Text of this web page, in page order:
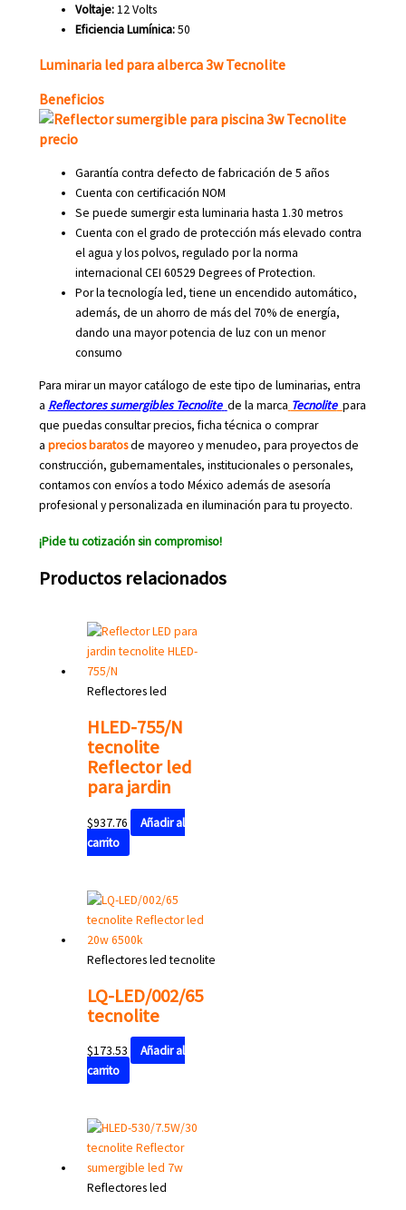
Voltaje:12 Volts
Eficiencia Lumínica:50
Luminaria led para alberca 3w Tecnolite
Beneficios
Garantía contra defecto de fabricación de 5 años
Cuenta con certificación NOM
Se puede sumergir esta luminaria hasta 1.30 metros
Cuenta con el grado de protección más elevado contra
el agua y los polvos, regulado por la norma
internacional CEI 60529 Degrees of Protection.
Por la tecnología led, tiene un encendido automático,
además, de un ahorro de más del 70% de energía,
dando una mayor potencia de luz con un menor
consumo
Para mirar un mayor catálogo de este tipo de luminarias, entra
a Reflectores sumergibles Tecnolite de la marca Tecnolite para
que puedas consultar precios, ficha técnica o comprar
a precios baratosde mayoreo y menudeo, para proyectos de
construcción, gubernamentales, institucionales o personales,
contamos con envíos a todo México además de asesoría
profesional y personalizada en iluminación para tu proyecto.
¡Pide tu cotización sin compromiso!
Productos relacionados
Reflectores led
HLED-755/N
tecnolite
Reflector led
para jardin
$937.76
Añadir al
carrito
Reflectores led tecnolite
LQ-LED/002/65
tecnolite
$173.53
Añadir al
carrito
Reflectores led